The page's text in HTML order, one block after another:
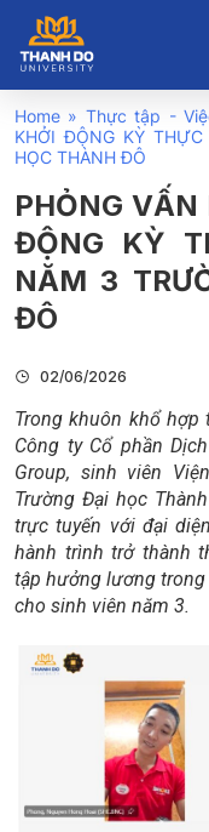
Home » Thực tập -
KHỞI ĐỘNG KỲ
HỌC THÀNH ĐÔ
PHỎNG VẤN
ĐỘNG KỲ
NĂM 3
ĐÔ
02/06/2026
Trong khuôn khổ
Công ty Cổ phần
Group, sinh viên
Trường Đại học
trực tuyến với đại
hành trình trở thành
tập hưởng lương
cho sinh viên năm 3.